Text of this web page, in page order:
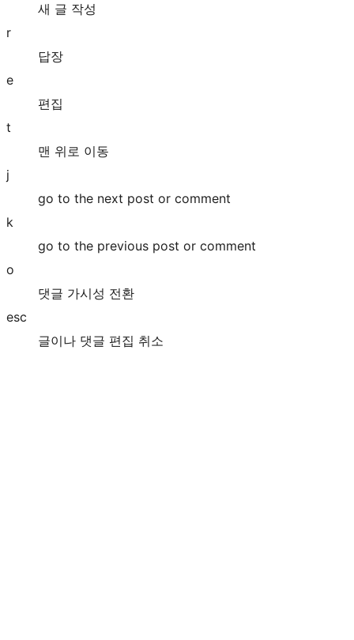
새 글 작성
r
답장
e
편집
t
맨 위로 이동
j
go to the next post or comment
k
go to the previous post or comment
o
댓글 가시성 전환
esc
글이나 댓글 편집 취소